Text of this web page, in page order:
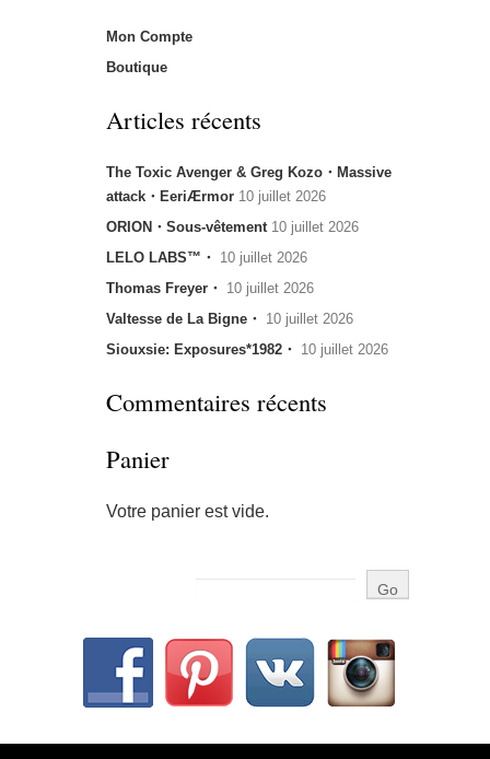
Mon Compte
Boutique
Articles récents
The Toxic Avenger & Greg Kozo・Massive
attack・EeriÆrmor 10 juillet 2026
ORION・Sous-vêtement 10 juillet 2026
LELO LABS™・ 10 juillet 2026
Thomas Freyer・ 10 juillet 2026
Valtesse de La Bigne・ 10 juillet 2026
Siouxsie: Exposures*1982・ 10 juillet 2026
Commentaires récents
Panier
Votre panier est vide.